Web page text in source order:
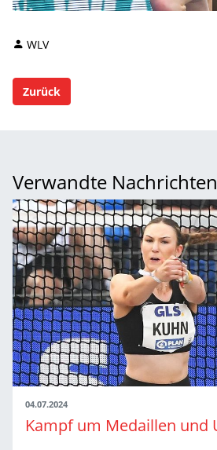
WLV
Zurück
Verwandte Nachrichten
04.07.2024